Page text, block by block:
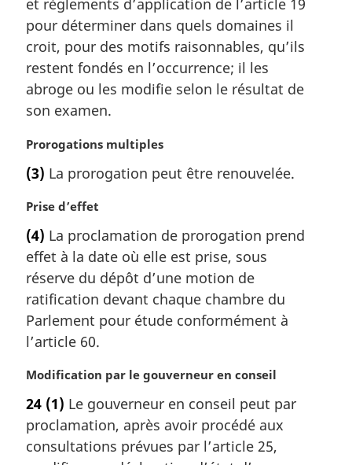
a
r
g
i
n
a
e
et règlements d’application de l’article 19
pour déterminer dans quels domaines il
croit, pour des motifs raisonnables, qu’ils
restent fondés en l’occurrence; il les
abroge ou les modifie selon le résultat de
son examen.
N
t
m
a
r
g
i
n
a
l
e
:
Prorogations multiples
(3) La prorogation peut être renouvelée.
N
t
e
m
a
g
i
a
l
e
:
Prise d’effet
(4) La proclamation de prorogation prend
effet à la date où elle est prise, sous
réserve du dépôt d’une motion de
ratification devant chaque chambre du
Parlement pour étude conformément à
l’article 60.
N
t
e
m
a
Modification par le gouverneur en conseil
24 (1) Le gouverneur en conseil peut par
proclamation, après avoir procédé aux
consultations prévues par l’article 25,